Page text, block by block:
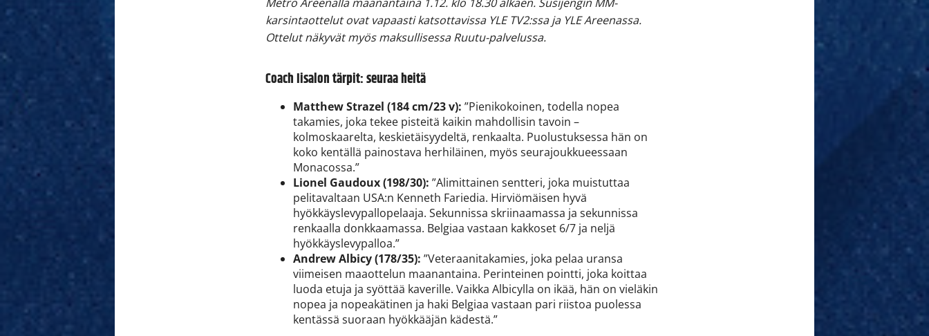
karsintaottelut ovat vapaasti katsottavissa YLE TV2:ssa ja YLE Areenassa.
Ottelut näkyvät myös maksullisessa Ruutu-palvelussa.
Coach Iisalon tärpit: seuraa heitä
Matthew Strazel (184 cm/23 v): ”Pienikokoinen, todella nopea
takamies, joka tekee pisteitä kaikin mahdollisin tavoin –
kolmoskaarelta, keskietäisyydeltä, renkaalta. Puolustuksessa hän on
koko kentällä painostava herhiläinen, myös seurajoukkueessaan
Monacossa.”
Lionel Gaudoux (198/30): ”Alimittainen sentteri, joka muistuttaa
pelitavaltaan USA:n Kenneth Fariedia. Hirviömäisen hyvä
hyökkäyslevypallopelaaja. Sekunnissa skriinaamassa ja sekunnissa
renkaalla donkkaamassa. Belgiaa vastaan kakkoset 6/7 ja neljä
hyökkäyslevypalloa.”
Andrew Albicy (178/35): ”Veteraanitakamies, joka pelaa uransa
viimeisen maaottelun maanantaina. Perinteinen pointti, joka koittaa
luoda etuja ja syöttää kaverille. Vaikka Albicylla on ikää, hän on vieläkin
nopea ja nopeakätinen ja haki Belgiaa vastaan pari riistoa puolessa
kentässä suoraan hyökkääjän kädestä.”